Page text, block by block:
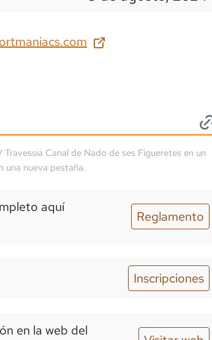
Travessia Canal de Nado de ses Figueretes en un
una nueva pestaña.
aquí
Reglamento
Inscripciones
en la web del